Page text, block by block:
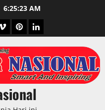
6:25:24 AM
PinterestLinkedIn